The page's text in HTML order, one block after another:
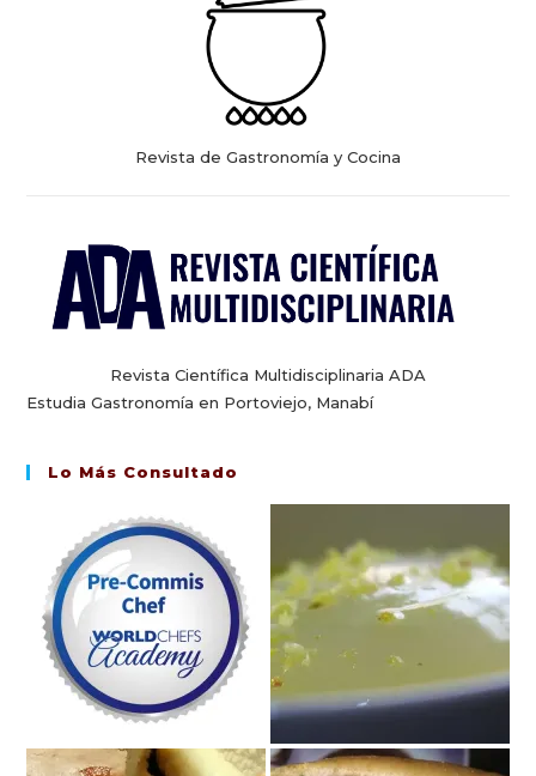
Revista de Gastronomía y Cocina
Revista Científica Multidisciplinaria ADA
Estudia Gastronomía en Portoviejo, Manabí
Lo Más Consultado